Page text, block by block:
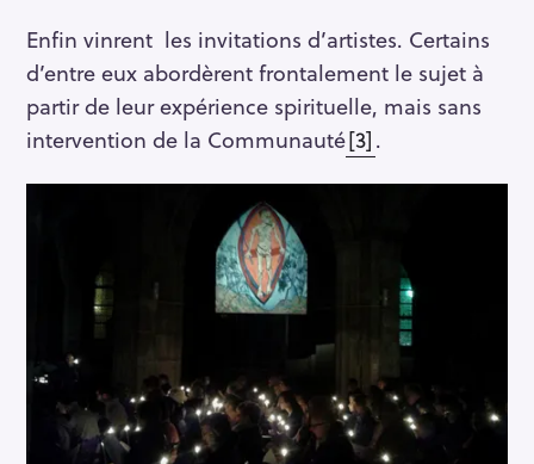
Enfin vinrent les invitations d’artistes. Certains
d’entre eux abordèrent frontalement le sujet à
partir de leur expérience spirituelle, mais sans
intervention de la Communauté[3].